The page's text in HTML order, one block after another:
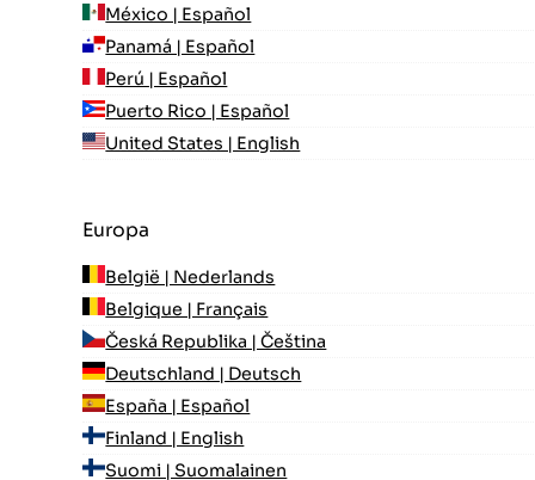
México | Español
Panamá | Español
Perú | Español
Puerto Rico | Español
United States | English
Europa
België | Nederlands
Belgique | Français
Česká Republika | Čeština
Deutschland | Deutsch
España | Español
Finland | English
Suomi | Suomalainen